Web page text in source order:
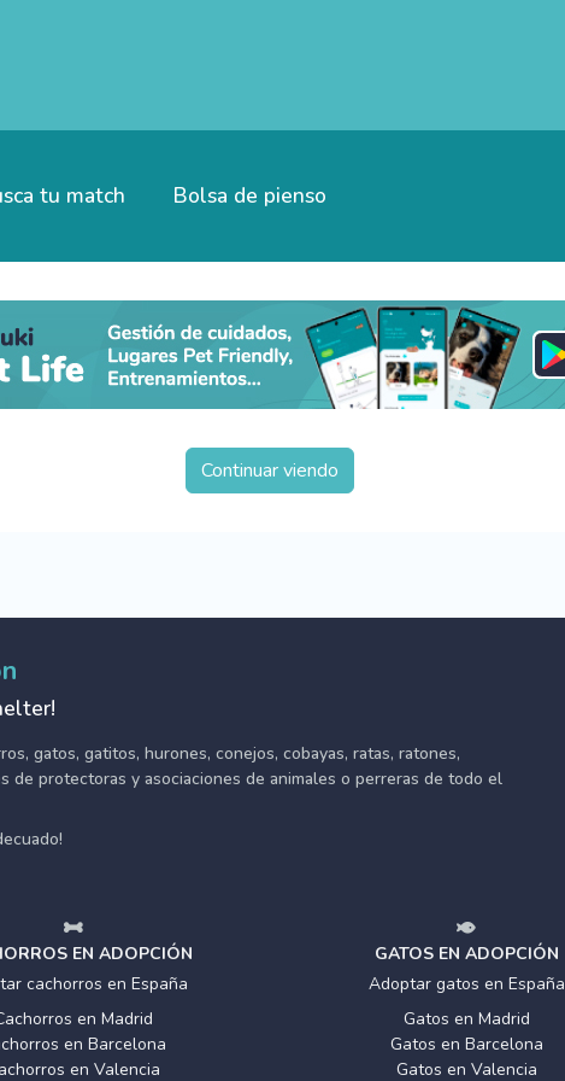
tu match Bolsa de pienso
Continuar viendo
gatos, gatitos, hurones, conejos, cobayas, ratas, ratones,
de protectoras y asociaciones de animales o perreras de todo el
EN ADOPCIÓN
cachorros en España
en Madrid
en Barcelona
en Valencia
GATOS EN ADOPCIÓN
Adoptar gatos en España
Gatos en Madrid
Gatos en Barcelona
Gatos en Valencia